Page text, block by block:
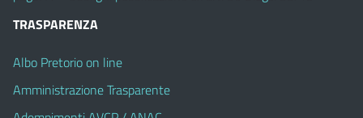
TRASPARENZA
Albo Pretorio on line
Amministrazione Trasparente